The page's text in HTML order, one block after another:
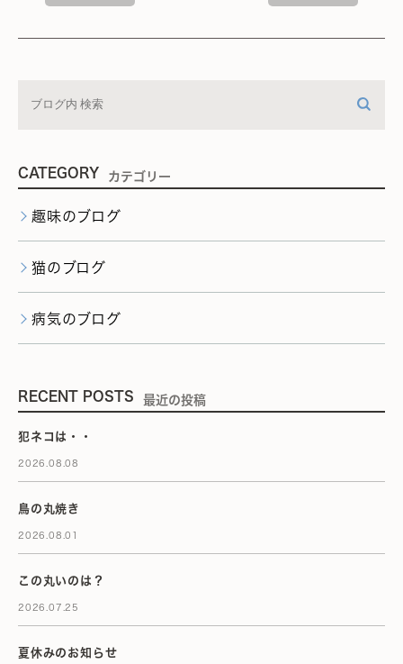
CATEGORY カテゴリー
趣味のブログ
猫のブログ
病気のブログ
RECENT POSTS 最近の投稿
犯ネコは・・
2026.08.08
鳥の丸焼き
2026.08.01
この丸いのは？
2026.07.25
夏休みのお知らせ